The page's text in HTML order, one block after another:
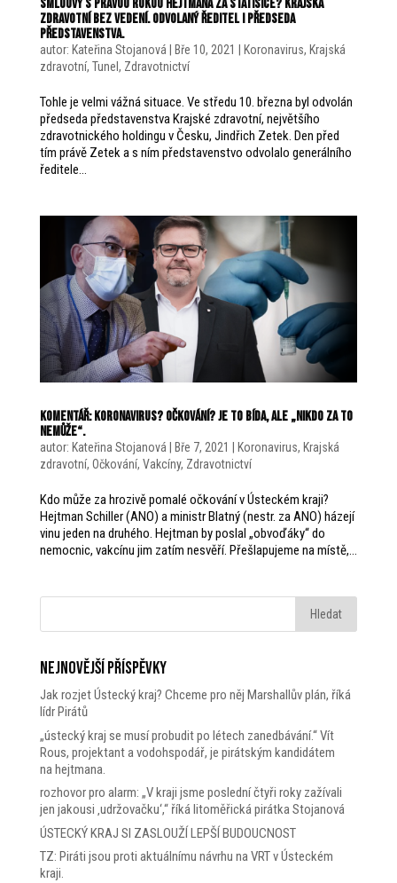
Smlouvy s pravou rukou Hejtmana za statisíce? Krajská
zdravotní bez vedení. Odvolaný ředitel i předseda
představenstva.
autor: Kateřina Stojanová Bře 10, 2021 Koronavirus, Krajská
zdravotní, Tunel , Zdravotnictví
Tohle je velmi vážná situace. Ve středu 10. března byl odvolán
předseda představenstva Krajské zdravotní, největšího
zdravotnického holdingu v Česku, Jindřich Zetek. Den před
tím právě Zetek a s ním představenstvo odvolalo generálního
ředitele...
Komentář: Koronavirus? Očkování? Je to bída, ale „nikdo za to
nemůže“.
autor: Kateřina Stojanová Bře 7, 2021 Koronavirus, Krajská
zdravotní, Očkování, Vakcíny, Zdravotnictví
Kdo může za hrozivě pomalé očkování v Ústeckém kraji?
Hejtman Schiller (ANO) a ministr Blatný (nestr. za ANO) házejí
vinu jeden na druhého. Hejtman by poslal „obvoďáky“ do
nemocnic, vakcínu jim zatím nesvěří. Přešlapujeme na místě,...
Nejnovější příspěvky
Jak rozjet Ústecký kraj? Chceme pro něj Marshallův plán, říká
lídr Pirátů
„ústecký kraj se musí probudit po létech zanedbávání.“ Vít
Rous, projektant a vodohspodář, je pirátským kandidátem
na hejtmana.
rozhovor pro alarm: „V kraji jsme poslední čtyři roky zažívali
jen jakousi ‚udržovačku‘,“ říká litoměřická pirátka Stojanová
ÚSTECKÝ KRAJ SI ZASLOUŽÍ LEPŠÍ BUDOUCNOST
TZ: Piráti jsou proti aktuálnímu návrhu na VRT v Ústeckém
kraji.